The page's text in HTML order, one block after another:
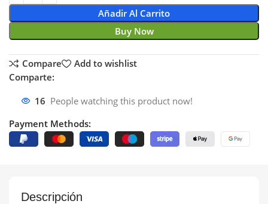
Añadir Al Carrito
Buy Now
Compare
Add to wishlist
Comparte:
16 People watching this product now!
Payment Methods:
Descripción